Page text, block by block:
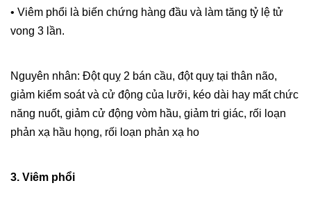
• Viêm phổi là biến chứng hàng đầu và làm tăng tỷ lệ tử
vong 3 lần.
Nguyên nhân: Đột quỵ 2 bán cầu, đột quỵ tại thân não,
giảm kiểm soát và cử động của lưỡi, kéo dài hay mất chức
năng nuốt, giảm cử động vòm hầu, giảm tri giác, rối loạn
phản xạ hầu họng, rối loạn phản xạ ho
3. Viêm phổi